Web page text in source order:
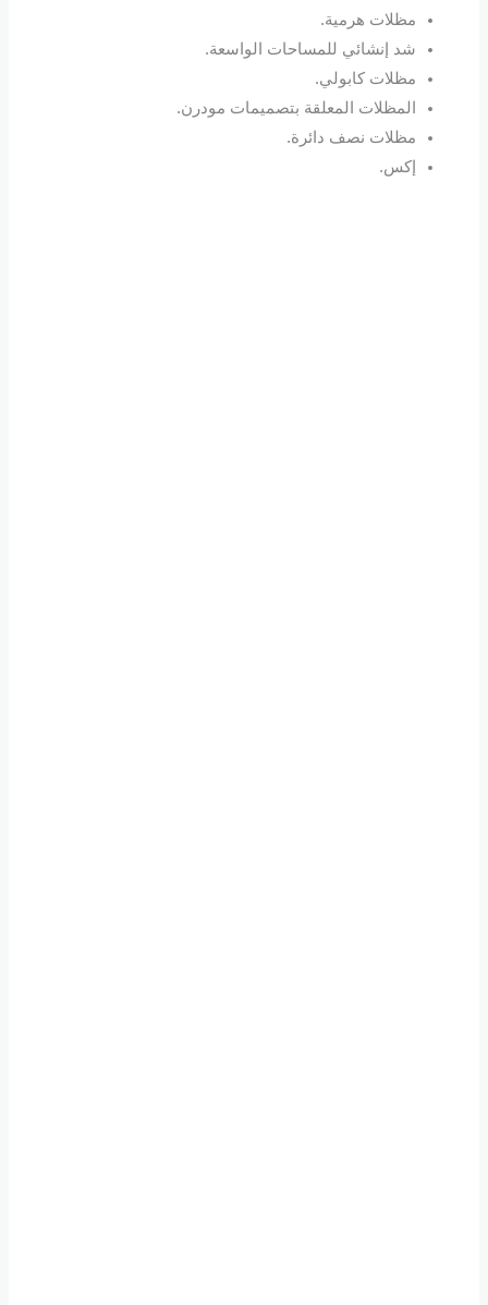
مظلات هرمية.
شد إنشائي للمساحات الواسعة.
مظلات كابولي.
المظلات المعلقة بتصميمات مودرن.
مظلات نصف دائرة.
إكس.